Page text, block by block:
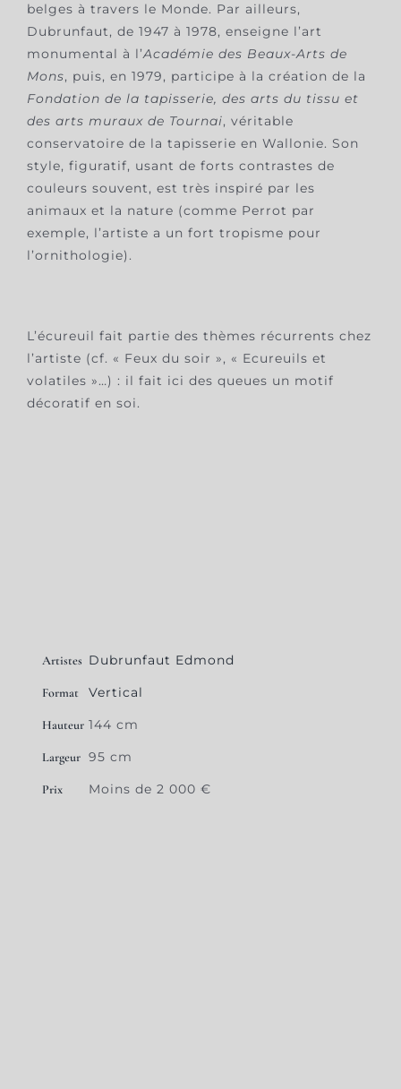
belges à travers le Monde. Par ailleurs,
Dubrunfaut, de 1947 à 1978, enseigne l’art
monumental à l’Académie des Beaux-Arts de
Mons, puis, en 1979, participe à la création de la
Fondation de la tapisserie, des arts du tissu et
des arts muraux de Tournai, véritable
conservatoire de la tapisserie en Wallonie. Son
style, figuratif, usant de forts contrastes de
couleurs souvent, est très inspiré par les
animaux et la nature (comme Perrot par
exemple, l’artiste a un fort tropisme pour
l’ornithologie).
L’écureuil fait partie des thèmes récurrents chez
l’artiste (cf. « Feux du soir », « Ecureuils et
volatiles »…) : il fait ici des queues un motif
décoratif en soi.
Artistes Dubrunfaut Edmond
Format Vertical
Hauteur 144 cm
Largeur 95 cm
Prix Moins de 2 000 €